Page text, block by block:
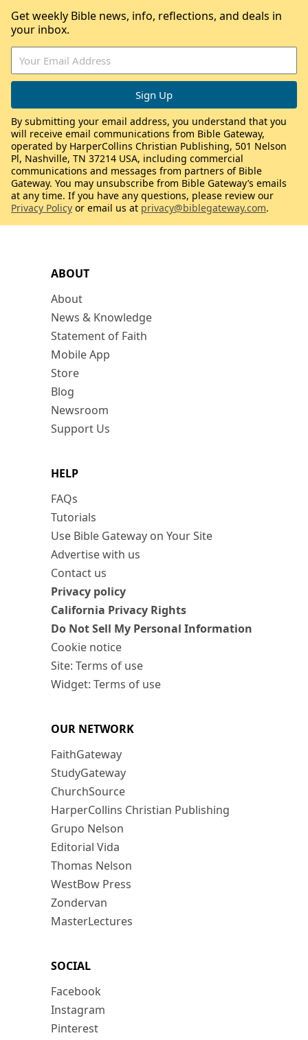
ABOUT
About
News & Knowledge
Statement of Faith
Mobile App
Store
Blog
Newsroom
Support Us
HELP
FAQs
Tutorials
Use Bible Gateway on Your Site
Advertise with us
Contact us
Privacy policy
California Privacy Rights
Do Not Sell My Personal Information
Cookie notice
Site: Terms of use
Widget: Terms of use
OUR NETWORK
FaithGateway
StudyGateway
ChurchSource
HarperCollins Christian Publishing
Grupo Nelson
Editorial Vida
Thomas Nelson
WestBow Press
Zondervan
MasterLectures
SOCIAL
Facebook
Instagram
Pinterest
Get weekly Bible news, info, reflections, and deals in
your inbox.
By submitting your email address, you understand that you
will receive email communications from Bible Gateway,
operated by HarperCollins Christian Publishing, 501 Nelson
Pl, Nashville, TN 37214 USA, including commercial
communications and messages from partners of Bible
Gateway. You may unsubscribe from Bible Gateway’s emails
at any time. If you have any questions, please review our
Privacy Policy or email us at privacy@biblegateway.com.